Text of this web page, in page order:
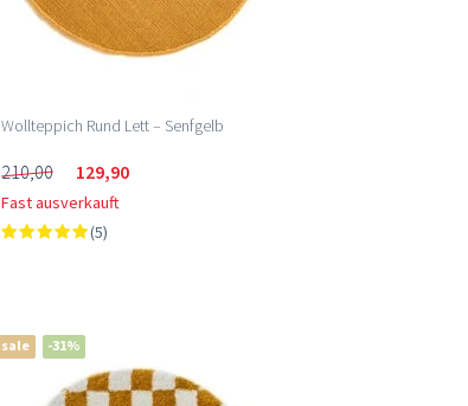
Wollteppich Rund Lett – Senfgelb
210,00 129,90
Fast ausverkauft
(5)
sale -31%